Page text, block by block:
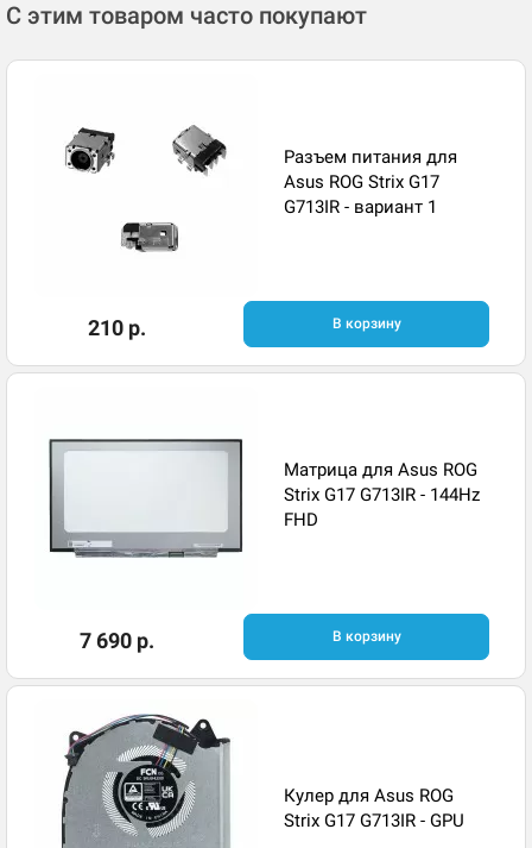
С этим товаром часто покупают
Разъем питания для
Asus ROG Strix G17
G713IR - вариант 1
210 р. В корзину
Матрица для Asus ROG
Strix G17 G713IR - 144Hz
FHD
7 690 р. В корзину
Кулер для Asus ROG
Strix G17 G713IR - GPU